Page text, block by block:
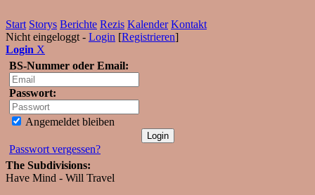
Start Storys Berichte Rezis Kalender Kontakt
Nicht eingeloggt - Login [Registrieren]
Login X
BS-Nummer oder Email:
Passwort:
Angemeldet bleiben
Passwort vergessen?
The Subdivisions:
Have Mind - Will Travel